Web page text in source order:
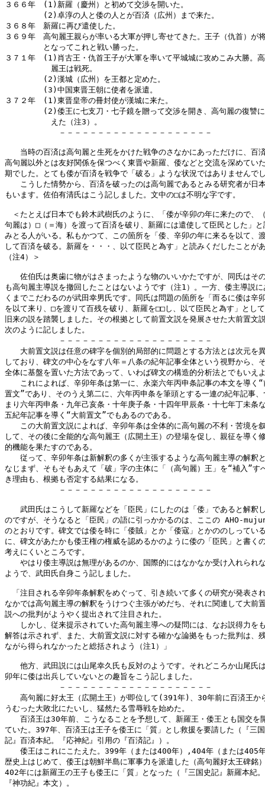
３６６年　(1)新羅（慶州）と初めて交渉を開いた。
(2)卓淳の人と倭の人とが百済（広州）まで来た。
３６８年　新羅に再び遣使した。
３６９年　高句麗王親らが率いる大軍が押し寄せてきた。王子（仇首）が
となってこれと戦い勝った。
３７１年　(1)肖古王・仇首王子が大軍を率いて平城城に攻めこみ大勝。
麗王は戦死。
(2)漢城（広州）を王都と定めた。
(3)中国東晋王朝に使者を派遣。
３７２年　(1)東晋皇帝の冊封使が漢城に来た。
(2)倭王に七支刀・七子鏡を贈って交渉を開き、高句麗の復讐
えた（注3）。
－－－－－－－－－－－－－－－－－－－－
当時の百済は高句麗と生死をかけた戦争のさなかにあっただけに、百
高句麗以外とは友好関係を保つべく東晋や新羅、倭などと交流を深めてい
期でした。とても倭が百済を戦争で「破る」ような状況ではありませんで
こうした情勢から、百済を破ったのは高句麗であるとみる研究者が日
もいます。佐伯有清氏はこう記しました。文中の□は不明な字です。
＜たとえば日本でも鈴木武樹氏のように、「倭が辛卯の年に来たので、
句麗は）□（＝海）を渡って百済を破り、新羅には遣使して臣民とした」と
みとる人がいる。私もかつて、この箇所を「倭、辛卯の年に来るを以て、
して百済を破る。新羅を・・・、以て臣民と為す」と読みくだしたことが
（注4）＞
佐伯氏は奥歯に物がはさまったような物のいいかたですが、同氏はそ
も高句麗主導説を撤回したことはないようです（注1）。一方、倭主導説に
くまでこだわるのが武田幸男氏です。同氏は問題の箇所を「而るに倭は辛
を以て来り、□を渡りて百残を破り、新羅を□□し、以て臣民と為す」として
旧来の説を踏襲しました。その根拠として前置文説を発展させた大前置文
次のように記しました。
－－－－－－－－－－－－－－－－－－－－
大前置文説は任意の碑字を個別的局部的に問題とする方法とは次元を
しており、碑文の中心をなす八年＝八条の紀年記事全体という視野から、
全体に基盤を置いた方法であって、いわば碑文の構造的分析法とでもいえ
これによれば、辛卯年条は第一に、永楽六年丙申条記事の本文を導く“
置文”であり、そのうえ第二に、六年丙申条を筆頭とする一連の紀年記事、
まり六年丙申条・九年己亥条・十年庚子条・十四年甲辰条・十七年丁未条
五紀年記事を導く“大前置文”でもあるのである。
この大前置文説によれば、辛卯年条は全体的に高句麗の不利・苦境を
して、その後に全能的な高句麗王（広開土王）の登場を促し、親征を導く
的機能を果たすのである。
従って、辛卯年条は新解釈の多くが主張するような高句麗主導の解釈
なじまず、そもそもあえて「破」字の主体に「（高句麗）王」を“補入”す
き理由も、根拠も否定する結果になる。
－－－－－－－－－－－－－－－－－－－－
武田氏はこうして新羅などを「臣民」にしたのは「倭」であると解釈
のですが、そうなると「臣民」の語に引っかかるのは、ここの AHO-
のとおりです。碑文では倭を時に「倭賊」とか「倭寇」とかののしってい
に、碑文があたかも倭王権の権威を認めるかのように倭の「臣民」と書く
考えにくいところです。
やはり倭主導説は無理があるのか、国際的にはなかなか受け入れられ
ようで、武田氏自身こう記しました。
「注目される辛卯年条解釈をめぐって、引き続いて多くの研究が発表さ
なかでは高句麗主導の解釈をうけつぐ主張がめだち、それに関連して大前
説への批判がようやく提出されて注目された。
しかし、従来提示されていた高句麗主導への疑問には、なお説得力を
解答は示されず、また、大前置文説に対する確かな論拠をもった批判は、
ながら得られなかったと総括されよう（注1）」
他方、武田説には山尾幸久氏も反対のようです。それどころか山尾氏
卯年に倭は出兵していないとの趣旨をこう記しました。
－－－－－－－－－－－－－－－－－－－－
高句麗に好太王（広開土王）が即位して(391年)、30年前に百済王か
うむった大敗北にたいし、猛然たる雪辱戦を始めた。
百済王は30年前、こうなることを予想して、新羅王・倭王とも国交を
ていた。397年、百済王は王子を倭王に「質」とし救援を要請した（『三
記』百済本紀。『応神紀』引用の『百済記』）。
倭王はこれにこたえた。399年（または400年）,404年（または405
歴史上はじめて、倭王は朝鮮半島に軍事力を派遣した（高句麗好太王碑銘
402年には新羅王の王子も倭王に「質」となった（『三国史記』新羅本紀。
『神功紀』本文）。